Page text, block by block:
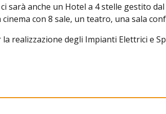
sarà anche un Hotel a 4 stelle gestito
con 8 sale, un teatro, una sala
realizzazione degli Impianti Elettrici e